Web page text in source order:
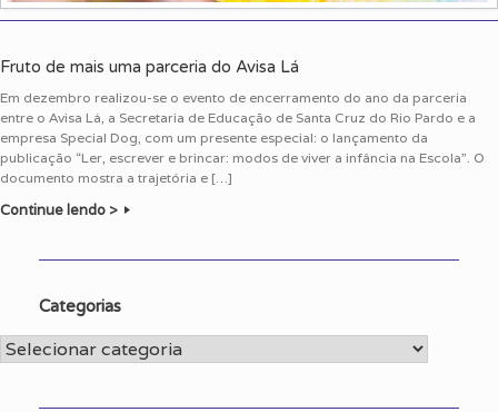
Fruto de mais uma parceria do Avisa Lá
Em dezembro realizou-se o evento de encerramento do ano da parceria
entre o Avisa Lá, a Secretaria de Educação de Santa Cruz do Rio Pardo e a
empresa Special Dog, com um presente especial: o lançamento da
publicação “Ler, escrever e brincar: modos de viver a infância na Escola”. O
documento mostra a trajetória e […]
Continue lendo >
Categorias
Categorias